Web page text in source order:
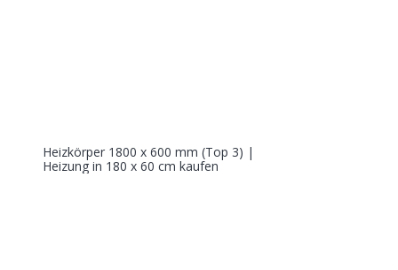
Heizkörper 1800 x 600 mm (Top 3) |
Heizung in 180 x 60 cm kaufen